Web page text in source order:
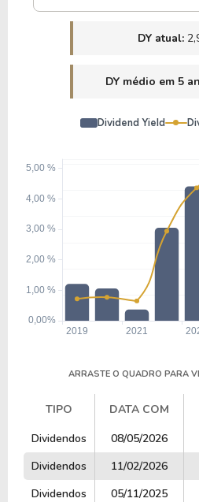
DY atual:
DY médio em 5
Dividend Yield
ARRASTE O QUADRO PARA
TIPO DATA COM
TIPO
DATA COM
Dividendos 08/05/2026
Dividendos
11/02/2026
Dividendos
05/11/2025